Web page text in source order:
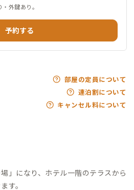
外鍵あり。
予約する
部屋の定員について
連泊割について
キャンセル料について
」になり、ホテル一階のテラスから
す。